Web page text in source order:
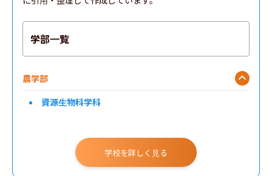
学部一覧
農学部
資源生物科学科
学校を詳しく見る